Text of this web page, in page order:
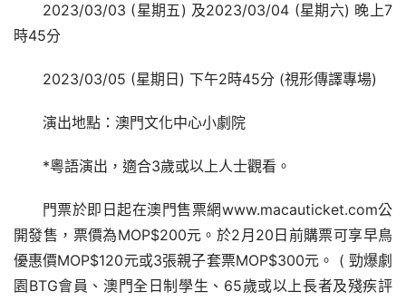
2023/03/03 (星期五) 及2023/03/04 (星期六) 晚上7
時45分
2023/03/05 (星期日) 下午2時45分 (視形傳譯專場)
演出地點：澳門文化中心小劇院
*粵語演出，適合3歲或以上人士觀看。
門票於即日起在澳門售票網www.macauticket.com公
開發售，票價為MOP$200元。於2月20日前購票可享早鳥
優惠價MOP$120元或3張親子套票MOP$300元。 ( 勁爆劇
園BTG會員、澳門全日制學生、65歲或以上長者及殘疾評